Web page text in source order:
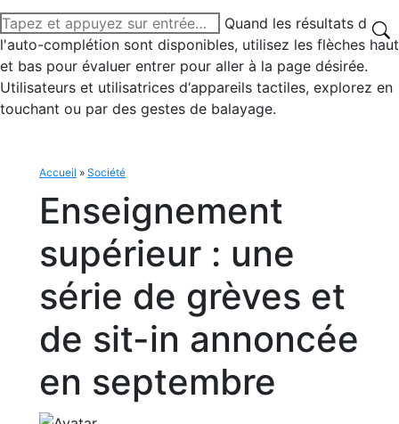
Recherche
:
Quand les résultats de
l'auto-complétion sont disponibles, utilisez les flèches haut
et bas pour évaluer entrer pour aller à la page désirée.
Utilisateurs et utilisatrices d‘appareils tactiles, explorez en
touchant ou par des gestes de balayage.
Accueil » Société
Enseignement
supérieur : une
série de grèves et
de sit-in annoncée
en septembre